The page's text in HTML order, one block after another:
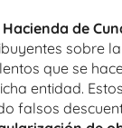
de
sobre
que se
entidad.
falsos